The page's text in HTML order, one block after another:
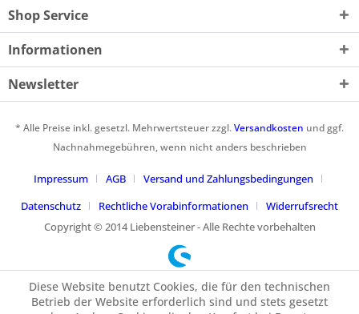
Shop Service
Informationen
Newsletter
* Alle Preise inkl. gesetzl. Mehrwertsteuer zzgl.Versandkosten und ggf.
Nachnahmegebühren, wenn nicht anders beschrieben
Impressum AGB
Versand und Zahlungsbedingungen
Datenschutz
Rechtliche Vorabinformationen
Widerrufsrecht
Copyright © 2014 Liebensteiner - Alle Rechte vorbehalten
Diese Website benutzt Cookies, die für den technischen
Betrieb der Website erforderlich sind und stets gesetzt